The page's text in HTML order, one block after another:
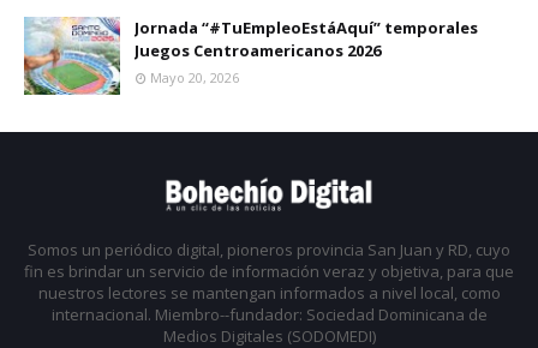
Jornada “#TuEmpleoEstáAquí” temporales
Juegos Centroamericanos 2026
Mayo 20, 2026
Somos un periódico digital, pioneros provincia San Juan y RD, cuyo
fin es brindar un servicio de información veraz y objetiva, para que
nuestros lectores se mantengan informados a nivel local, como
internacional. Miembro--fundador: Sociedad Dominicana de
Medios Digitales (SODOMEDI)